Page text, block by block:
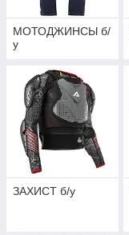
МОТОДЖИНСЫ б/
у
ЗАХИСТ б/у